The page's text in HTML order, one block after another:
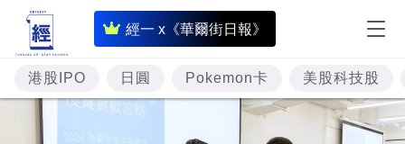
經一 x《華爾街日報》
即
時
財
經
港股IPO 日圓 Pokemon卡 美股科技股